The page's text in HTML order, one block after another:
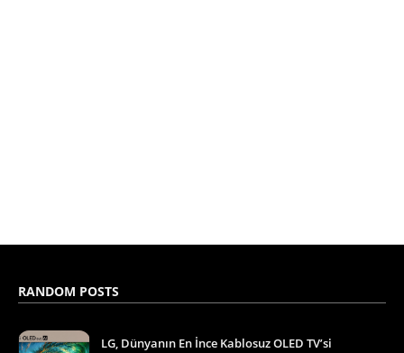
RANDOM POSTS
LG, Dünyanın En İnce Kablosuz OLED TV’si